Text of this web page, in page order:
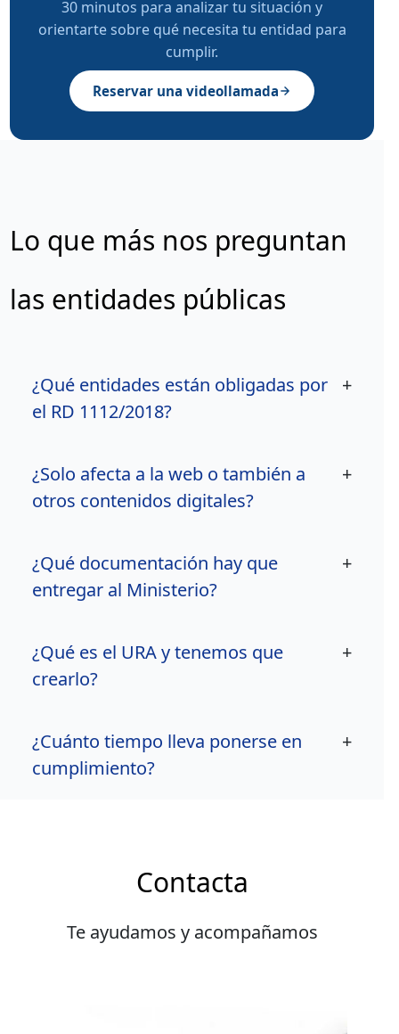
30 minutos para analizar tu situación y
orientarte sobre qué necesita tu entidad para
cumplir.
Reservar una videollamada
Lo que más nos preguntan
las entidades públicas
¿Qué entidades están obligadas por
el RD 1112/2018?
+
¿Solo afecta a la web o también a
otros contenidos digitales?
+
¿Qué documentación hay que
entregar al Ministerio?
+
¿Qué es el URA y tenemos que
crearlo?
+
¿Cuánto tiempo lleva ponerse en
cumplimiento?
+
Contacta
Te ayudamos y acompañamos